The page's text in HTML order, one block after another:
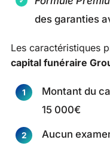
des garanties
Les caractéristiques
capital funéraire
Montant du
15 000€
Aucun